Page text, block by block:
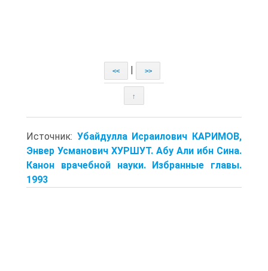
<< >>
↑
Источник: Убайдулла Исраилович КАРИМОВ,
Энвер Усманович ХУРШУТ. Абу Али ибн Сина.
Канон врачебной науки. Избранные главы.
1993